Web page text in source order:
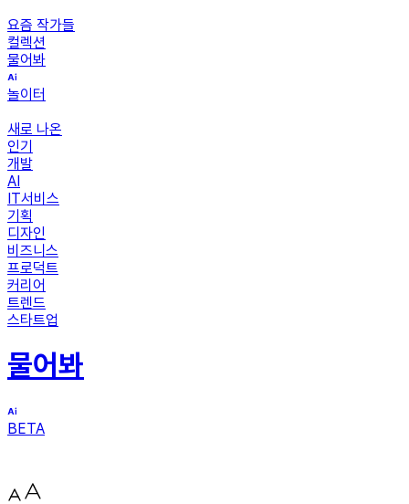
요즘 작가들
컬렉션
물어봐
놀이터
새로 나온
인기
개발
AI
IT서비스
기획
디자인
비즈니스
프로덕트
커리어
트렌드
스타트업
물어봐
BETA